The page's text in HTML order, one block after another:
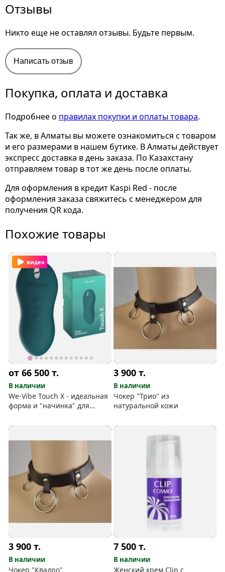
Отзывы
Никто еще не оставлял отзывы. Будьте первым.
Написать отзыв
Покупка, оплата и доставка
Подробнее о правилах покупки и оплаты товара.
Так же, в Алматы вы можете ознакомиться с товаром
и его размерами в нашем бутике. В Алматы действует
экспресс доставка в день заказа. По Казахстану
отправляем товар в тот же день после оплаты.
Для оформления в кредит Kaspi Red - после
оформления заказа свяжитесь с менеджером для
получения QR кода.
Похожие товары
видео
от 66 500т.
В наличии
We-Vibe Touch X - идеальная
форма и "начинка" для
3 900т.
В наличии
Чокер "Трио" из
натуральной кожи
3 900т.
В наличии
Чокер "Квадро"
7 500т.
В наличии
Женский крем Clip с